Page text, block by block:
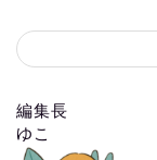
編集長
ゆこ